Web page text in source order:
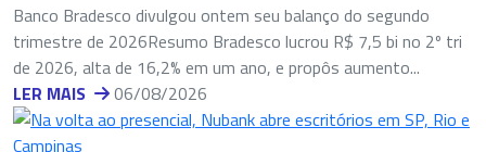
Banco Bradesco divulgou ontem seu balanço do segundo
trimestre de 2026Resumo Bradesco lucrou R$ 7,5 bi no 2º tri
de 2026, alta de 16,2% em um ano, e propôs aumento...
LER MAIS
06/08/2026